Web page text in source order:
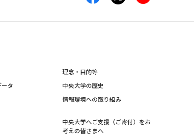
理念・目的等
タ
中央大学の歴史
情報環境への取り組み
中央大学へご支援（ご寄付）をお
考えの皆さまへ